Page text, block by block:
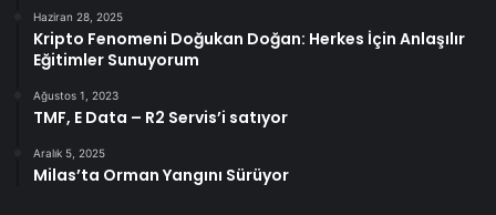
Haziran 28, 2025
Kripto Fenomeni Doğukan Doğan: Herkes İçin Anlaşılır
Eğitimler Sunuyorum
Ağustos 1, 2023
TMF, E Data – R2 Servis’i satıyor
Aralık 5, 2025
Milas’ta Orman Yangını Sürüyor